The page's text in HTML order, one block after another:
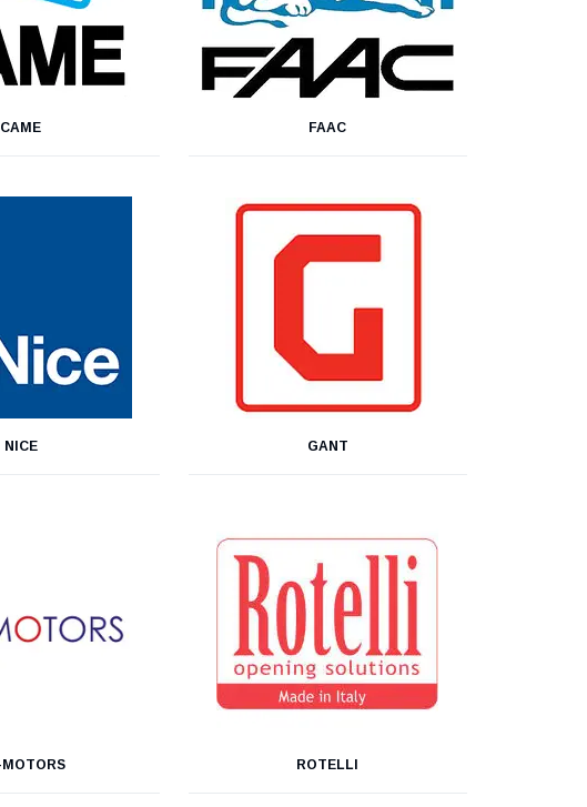
CAME FAAC
NICE GANT
ROTELLI